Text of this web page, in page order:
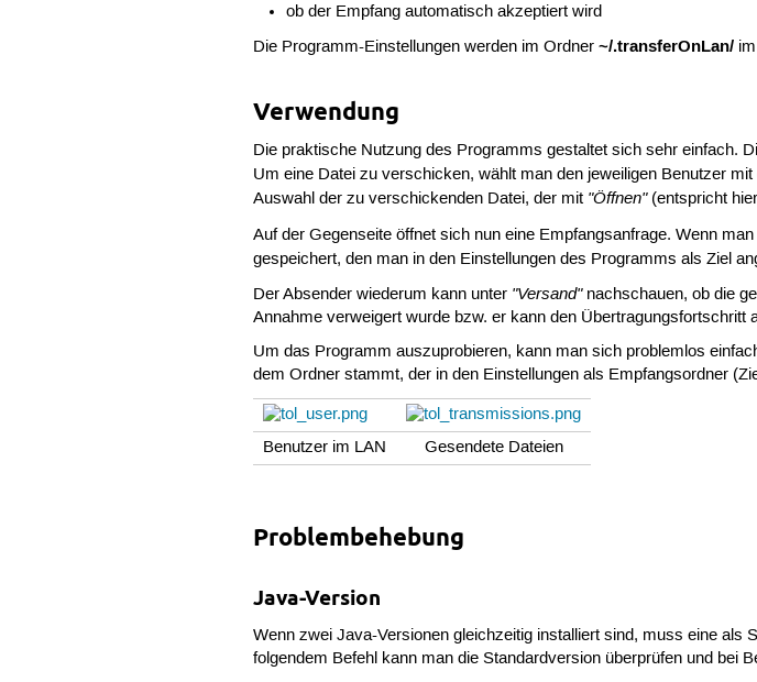
ob der Empfang automatisch akzeptiert wird
Die Programm-Einstellungen werden im Ordner~/.transferOnLan/ im
Verwendung
Die praktische Nutzung des Programms gestaltet sich sehr einfach.
Um eine Datei zu verschicken, wählt man den jeweiligen Benutzer
Auswahl der zu verschickenden Datei, der mit "Öffnen"(entspricht
Auf der Gegenseite öffnet sich nun eine Empfangsanfrage. Wenn man
gespeichert, den man in den Einstellungen des Programms als Ziel
Der Absender wiederum kann unter "Versand"nachschauen, ob die
Annahme verweigert wurde bzw. er kann den Übertragungsfortschritt
Um das Programm auszuprobieren, kann man sich problemlos
dem Ordner stammt, der in den Einstellungen als Empfangsordner
Benutzer im LAN Gesendete Dateien
Problembehebung
Java-Version
Wenn zwei Java-Versionen gleichzeitig installiert sind, muss eine
folgendem Befehl kann man die Standardversion überprüfen und bei